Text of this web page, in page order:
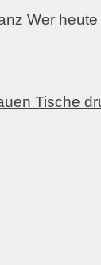
Wer